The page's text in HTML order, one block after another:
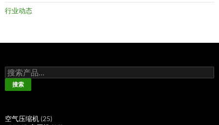
行业动态
搜
索：
搜索
空气压缩机 2525